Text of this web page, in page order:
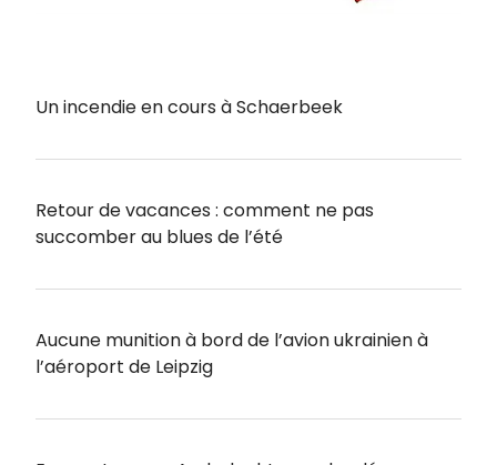
Un incendie en cours à Schaerbeek
Retour de vacances : comment ne pas
succomber au blues de l’été
Aucune munition à bord de l’avion ukrainien à
l’aéroport de Leipzig